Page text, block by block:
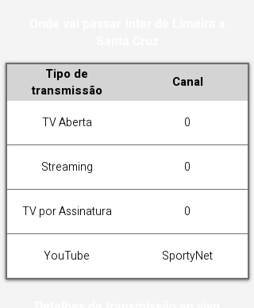
Tipo de
transmissão
Canal
TV Aberta 0
Streaming 0
TV por Assinatura 0
YouTube SportyNet